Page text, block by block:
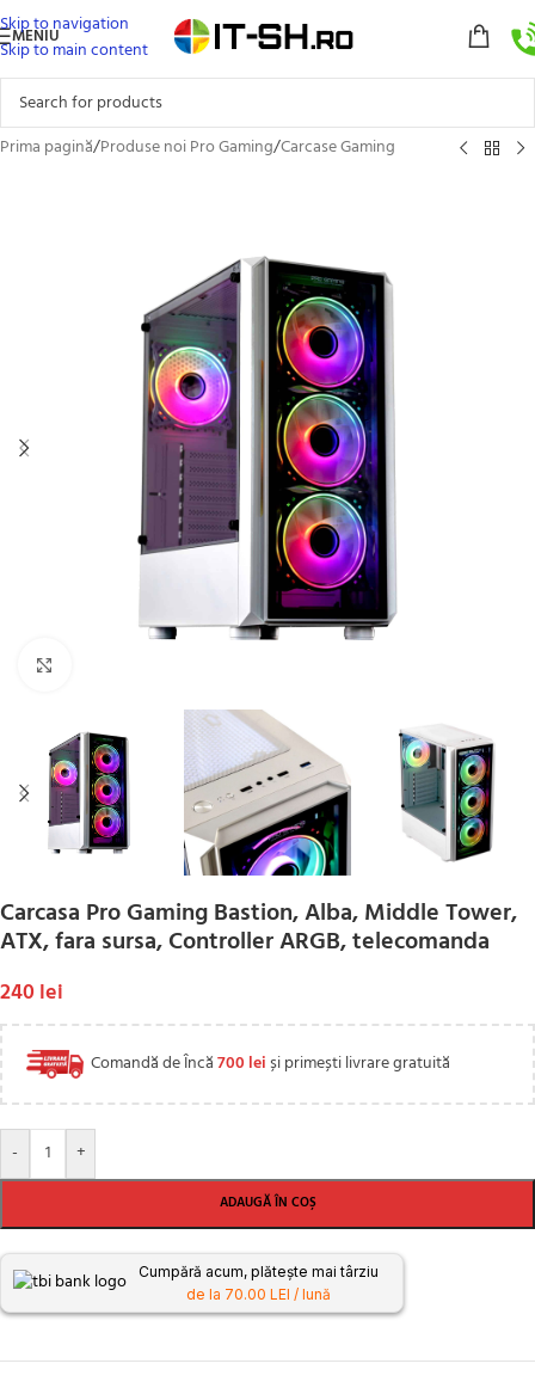
Skip to navigation
Skip to main content
MENIU
Prima pagină/Produse noi Pro Gaming/Carcase Gaming
Carcasa Pro Gaming Bastion, Alba, Middle Tower,
ATX, fara sursa, Controller ARGB, telecomanda
240lei
Comandă de Încă700 leiși primești livrare gratuită
- +
ADAUGĂ ÎN COȘ
Cumpără acum, plătește mai târziu
de la 70.00 LEI / lună